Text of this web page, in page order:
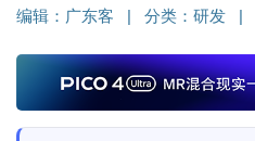
编辑： 广东客 分类： 研发